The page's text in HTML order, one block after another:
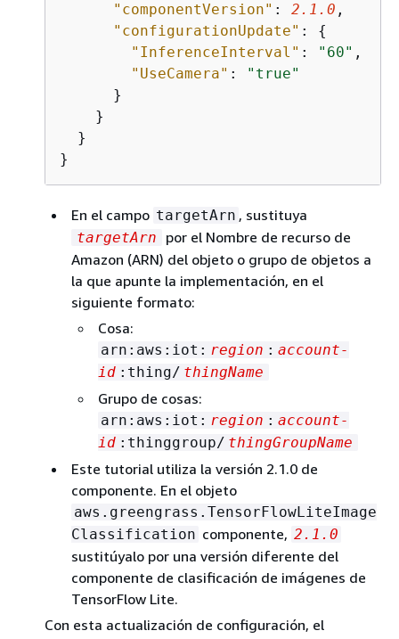
"componentVersion" : 2.1 .0 ,
"configurationUpdate" : {
"InferenceInterval" : "60" ,
"UseCamera" :
"true"
      }
    }
  }
}
En el campo targetArn , sustituya
targetArn
por el Nombre de recurso de
Amazon (ARN) del objeto o grupo de objetos a
la que apunte la implementación, en el
siguiente formato:
Cosa:
arn:aws:iot: region : account-
id :thing/ thingName
Grupo de cosas:
arn:aws:iot: region : account-
id :thinggroup/ thingGroupName
Este tutorial utiliza la versión 2.1.0 de
componente. En el objeto
aws.greengrass.TensorFlowLiteImage
Classification componente, 2.1.0
sustitúyalo por una versión diferente del
componente de clasificación de imágenes de
TensorFlow Lite.
Con esta actualización de configuración, el